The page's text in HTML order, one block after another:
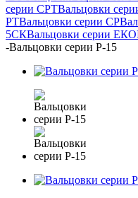
серии СРТВальцовки
РТВальцовки серии СР
5СКВальцовки серии ЕКО
-Вальцовки серии Р-15